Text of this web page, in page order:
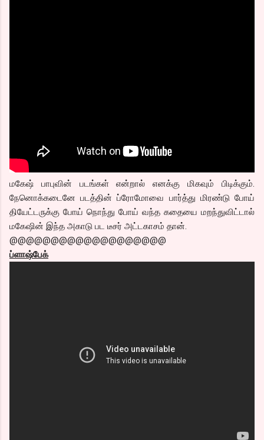
மகேஷ் பாபுவின் படங்கள் என்றால் எனக்கு மிகவும் பிடிக்கும்.
நேனொக்கடைனே படத்தின் ப்ரோமோவை பார்த்து மிரண்டு போய்
தியேட்டருக்கு போய் நொந்து போய் வந்த கதையை மறந்துவிட்டால்
மகேஷின் இந்த அகாடு பட டீசர் அட்டகாசம் தான்.
@@@@@@@@@@@@@@@@@@@
ப்ளாஷ்பேக்